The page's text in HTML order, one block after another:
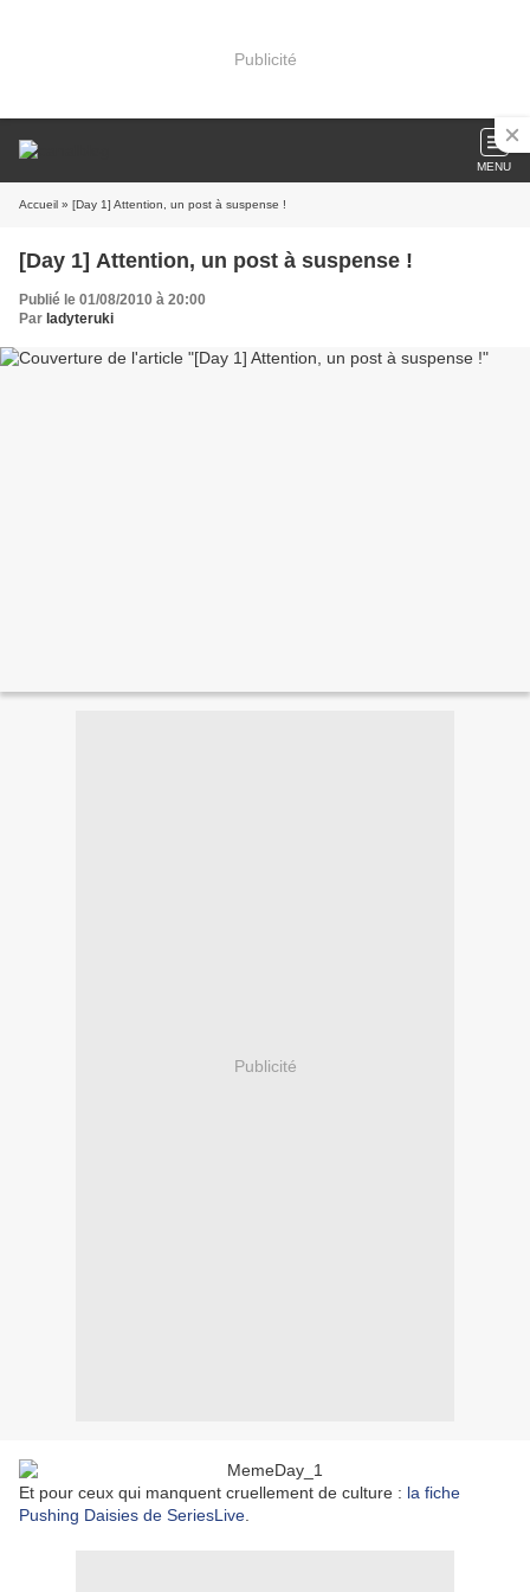
Publicité
MENU
Accueil » [Day 1] Attention, un post à suspense !
[Day 1] Attention, un post à suspense !
Publié le 01/08/2010 à 20:00
Par ladyteruki
Publicité
Et pour ceux qui manquent cruellement de culture : la fiche
Pushing Daisies de SeriesLive